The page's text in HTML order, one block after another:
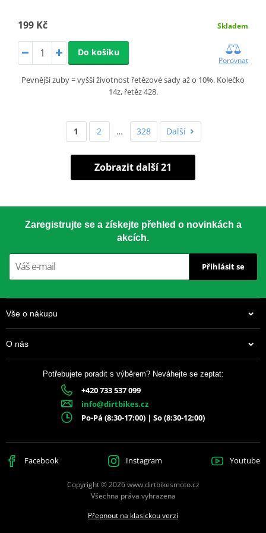
199 Kč Skladem
Do košíku
Porovnat
Pevnější zuby = vyšší životnost řetězové sady až o 10%. Kolečko
14z, řetěz 428.
1 2 … 328 Další
Zobrazit další 21
Zaregistrujte se a získejte přehled o novinkách a
akcích.
Přihlásit se
Vše o nákupu
O nás
Potřebujete poradit s výběrem? Neváhejte se zeptat:
+420 733 537 099
info@dirtbikes.cz
Po-Pá (8:30-17:00) | So (8:30-12:00)
Facebook Instagram Youtube
Copyright © 2026 www.dirtbikesmoto.cz
Všechna práva vyhrazena
Přepnout na klasickou verzi